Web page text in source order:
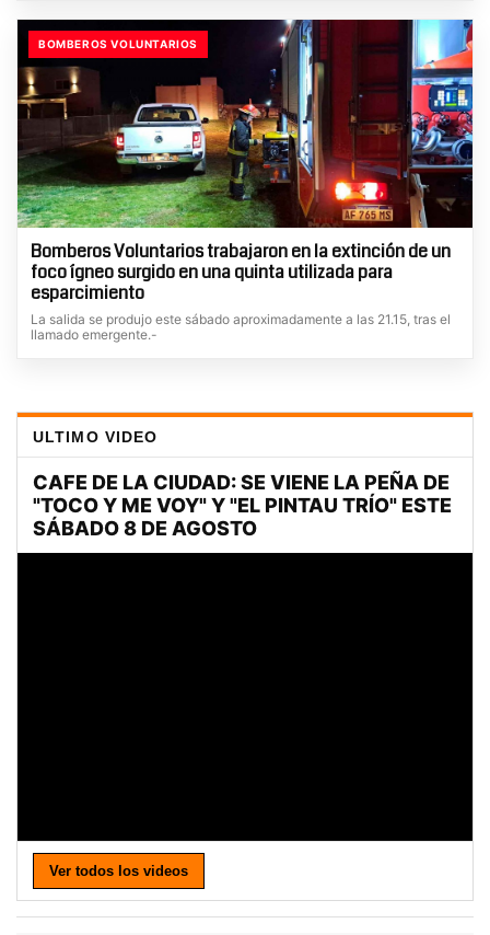
BOMBEROS VOLUNTARIOS
Bomberos Voluntarios trabajaron en la extinción de un
foco ígneo surgido en una quinta utilizada para
esparcimiento
La salida se produjo este sábado aproximadamente a las 21.15, tras el
llamado emergente.-
ULTIMO VIDEO
Ver todos los videos